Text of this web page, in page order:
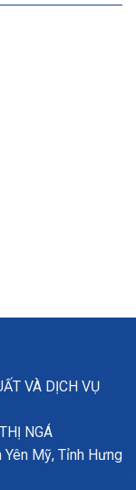
VÀ DỊCH VỤ
NGÁ
Yên Mỹ, Tỉnh Hưng